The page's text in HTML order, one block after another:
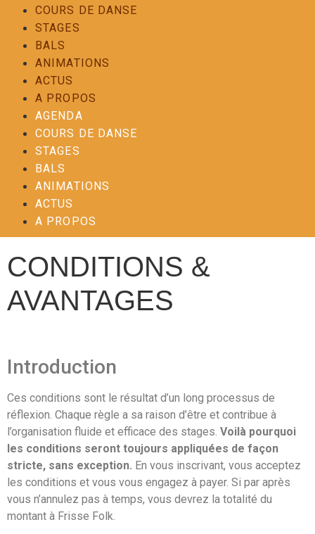
COURS DE DANSE
STAGES
BALS
ANIMATIONS
ACTUS
A PROPOS
AGENDA
COURS DE DANSE
STAGES
BALS
ANIMATIONS
ACTUS
A PROPOS
CONDITIONS &
AVANTAGES
Introduction
Ces conditions sont le résultat d’un long processus de
réflexion. Chaque règle a sa raison d’être et contribue à
l’organisation fluide et efficace des stages. Voilà pourquoi
les conditions seront toujours appliquées de façon
stricte, sans exception. En vous inscrivant, vous acceptez
les conditions et vous vous engagez à payer. Si par après
vous n’annulez pas à temps, vous devrez la totalité du
montant à Frisse Folk.